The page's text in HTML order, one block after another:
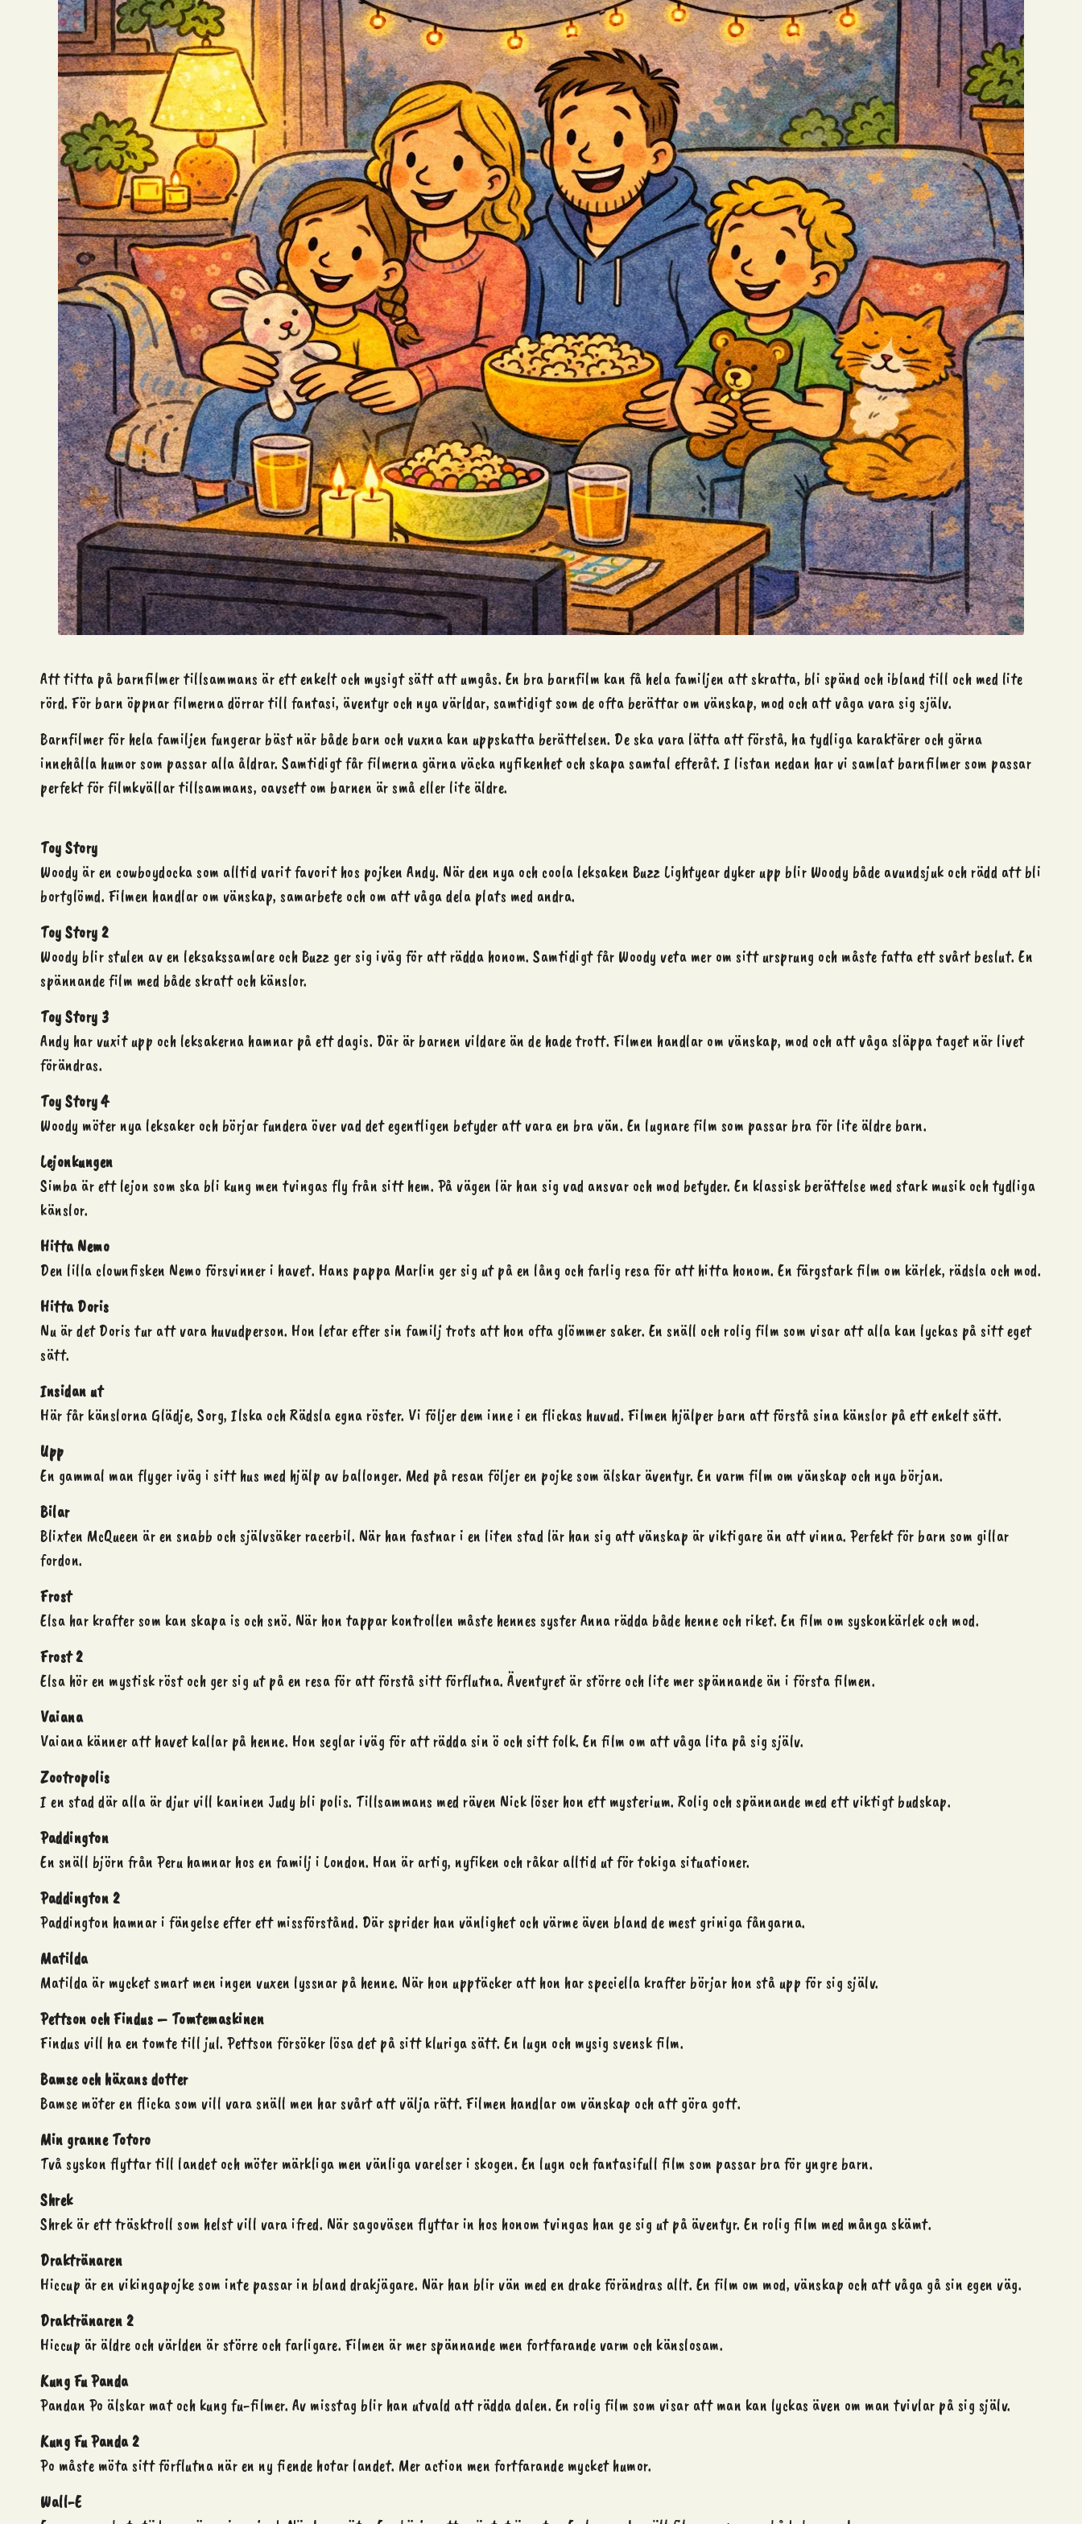
Att titta på barnfilmer tillsammans är ett enkelt och mysigt sätt att umgås. En bra barnfilm kan få hela familjen att skratta, bli spänd och ibland till och med lite
rörd. För barn öppnar filmerna dörrar till fantasi, äventyr och nya världar, samtidigt som de ofta berättar om vänskap, mod och att våga vara sig själv.
Barnfilmer för hela familjen fungerar bäst när både barn och vuxna kan uppskatta berättelsen. De ska vara lätta att förstå, ha tydliga karaktärer och gärna
innehålla humor som passar alla åldrar. Samtidigt får filmerna gärna väcka nyfikenhet och skapa samtal efteråt. I listan nedan har vi samlat barnfilmer som passar
perfekt för filmkvällar tillsammans, oavsett om barnen är små eller lite äldre.
Toy Story
Woody är en cowboydocka som alltid varit favorit hos pojken Andy. När den nya och coola leksaken Buzz Lightyear dyker upp blir Woody både avundsjuk och rädd att bli
bortglömd. Filmen handlar om vänskap, samarbete och om att våga dela plats med andra.
Toy Story 2
Woody blir stulen av en leksakssamlare och Buzz ger sig iväg för att rädda honom. Samtidigt får Woody veta mer om sitt ursprung och måste fatta ett svårt beslut. En
spännande film med både skratt och känslor.
Toy Story 3
Andy har vuxit upp och leksakerna hamnar på ett dagis. Där är barnen vildare än de hade trott. Filmen handlar om vänskap, mod och att våga släppa taget när livet
förändras.
Toy Story 4
Woody möter nya leksaker och börjar fundera över vad det egentligen betyder att vara en bra vän. En lugnare film som passar bra för lite äldre barn.
Lejonkungen
Simba är ett lejon som ska bli kung men tvingas fly från sitt hem. På vägen lär han sig vad ansvar och mod betyder. En klassisk berättelse med stark musik och tydliga
känslor.
Hitta Nemo
Den lilla clownfisken Nemo försvinner i havet. Hans pappa Marlin ger sig ut på en lång och farlig resa för att hitta honom. En färgstark film om kärlek, rädsla och mod.
Hitta Doris
Nu är det Doris tur att vara huvudperson. Hon letar efter sin familj trots att hon ofta glömmer saker. En snäll och rolig film som visar att alla kan lyckas på sitt eget
sätt.
Insidan ut
Här får känslorna Glädje, Sorg, Ilska och Rädsla egna röster. Vi följer dem inne i en flickas huvud. Filmen hjälper barn att förstå sina känslor på ett enkelt sätt.
Upp
En gammal man flyger iväg i sitt hus med hjälp av ballonger. Med på resan följer en pojke som älskar äventyr. En varm film om vänskap och nya början.
Bilar
Blixten McQueen är en snabb och självsäker racerbil. När han fastnar i en liten stad lär han sig att vänskap är viktigare än att vinna. Perfekt för barn som gillar
fordon.
Frost
Elsa har krafter som kan skapa is och snö. När hon tappar kontrollen måste hennes syster Anna rädda både henne och riket. En film om syskonkärlek och mod.
Frost 2
Elsa hör en mystisk röst och ger sig ut på en resa för att förstå sitt förflutna. Äventyret är större och lite mer spännande än i första filmen.
Vaiana
Vaiana känner att havet kallar på henne. Hon seglar iväg för att rädda sin ö och sitt folk. En film om att våga lita på sig själv.
Zootropolis
I en stad där alla är djur vill kaninen Judy bli polis. Tillsammans med räven Nick löser hon ett mysterium. Rolig och spännande med ett viktigt budskap.
Paddington
En snäll björn från Peru hamnar hos en familj i London. Han är artig, nyfiken och råkar alltid ut för tokiga situationer.
Paddington 2
Paddington hamnar i fängelse efter ett missförstånd. Där sprider han vänlighet och värme även bland de mest griniga fångarna.
Matilda
Matilda är mycket smart men ingen vuxen lyssnar på henne. När hon upptäcker att hon har speciella krafter börjar hon stå upp för sig själv.
Pettson och Findus – Tomtemaskinen
Findus vill ha en tomte till jul. Pettson försöker lösa det på sitt kluriga sätt. En lugn och mysig svensk film.
Bamse och häxans dotter
Bamse möter en flicka som vill vara snäll men har svårt att välja rätt. Filmen handlar om vänskap och att göra gott.
Min granne Totoro
Två syskon flyttar till landet och möter märkliga men vänliga varelser i skogen. En lugn och fantasifull film som passar bra för yngre barn.
Shrek
Shrek är ett träsktroll som helst vill vara ifred. När sagoväsen flyttar in hos honom tvingas han ge sig ut på äventyr. En rolig film med många skämt.
Draktränaren
Hiccup är en vikingapojke som inte passar in bland drakjägare. När han blir vän med en drake förändras allt. En film om mod, vänskap och att våga gå sin egen väg.
Draktränaren 2
Hiccup är äldre och världen är större och farligare. Filmen är mer spännande men fortfarande varm och känslosam.
Kung Fu Panda
Pandan Po älskar mat och kung fu-filmer. Av misstag blir han utvald att rädda dalen. En rolig film som visar att man kan lyckas även om man tvivlar på sig själv.
Kung Fu Panda 2
Po måste möta sitt förflutna när en ny fiende hotar landet. Mer action men fortfarande mycket humor.
Wall-E